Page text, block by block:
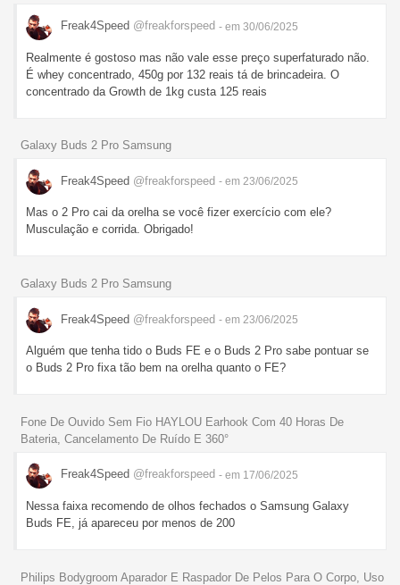
Freak4Speed @freakforspeed - em 30/06/2025
Realmente é gostoso mas não vale esse preço superfaturado não.
É whey concentrado, 450g por 132 reais tá de brincadeira. O
concentrado da Growth de 1kg custa 125 reais
Galaxy Buds 2 Pro Samsung
Freak4Speed @freakforspeed - em 23/06/2025
Mas o 2 Pro cai da orelha se você fizer exercício com ele?
Musculação e corrida. Obrigado!
Galaxy Buds 2 Pro Samsung
Freak4Speed @freakforspeed - em 23/06/2025
Alguém que tenha tido o Buds FE e o Buds 2 Pro sabe pontuar se
o Buds 2 Pro fixa tão bem na orelha quanto o FE?
Fone De Ouvido Sem Fio HAYLOU Earhook Com 40 Horas De
Bateria, Cancelamento De Ruído E 360°
Freak4Speed @freakforspeed - em 17/06/2025
Nessa faixa recomendo de olhos fechados o Samsung Galaxy
Buds FE, já apareceu por menos de 200
Philips Bodygroom Aparador E Raspador De Pelos Para O Corpo, Uso